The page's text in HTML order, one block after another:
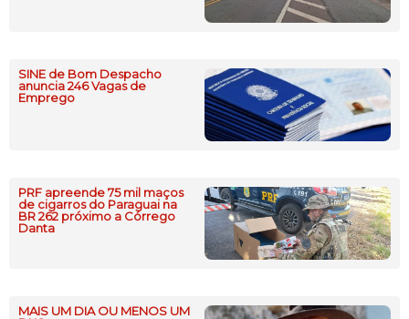
SINE de Bom Despacho
anuncia 246 Vagas de
Emprego
PRF apreende 75 mil maços
de cigarros do Paraguai na
BR 262 próximo a Córrego
Danta
MAIS UM DIA OU MENOS UM